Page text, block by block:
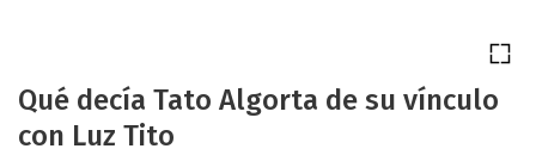
Qué decía Tato Algorta de su vínculo
con Luz Tito